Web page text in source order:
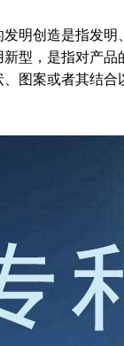
发明创造是指发
型，是指对产
图案或者其结